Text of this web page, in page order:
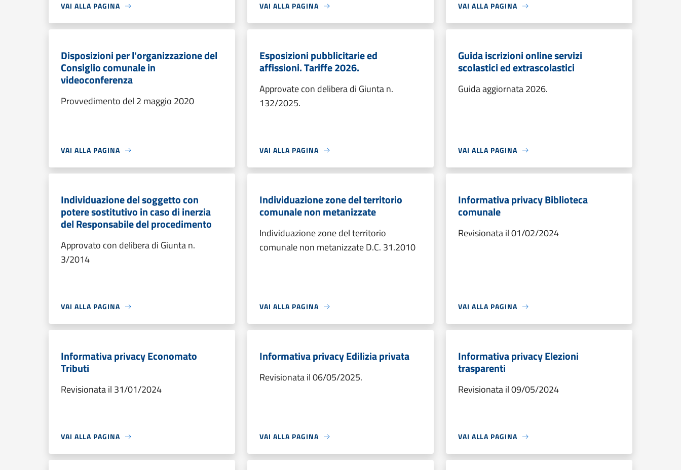
VAI ALLA PAGINA VAI ALLA PAGINA VAI ALLA PAGINA
Disposizioni per l'organizzazione del
Consiglio comunale in
videoconferenza
Provvedimento del 2 maggio 2020
VAI ALLA PAGINA
Esposizioni pubblicitarie ed
affissioni. Tariffe 2026.
Approvate con delibera di Giunta n.
132/2025.
VAI ALLA PAGINA
Guida iscrizioni online servizi
scolastici ed extrascolastici
Guida aggiornata 2026.
VAI ALLA PAGINA
Individuazione del soggetto con
potere sostitutivo in caso di inerzia
del Responsabile del procedimento
Approvato con delibera di Giunta n.
3/2014
VAI ALLA PAGINA
Individuazione zone del territorio
comunale non metanizzate
Individuazione zone del territorio
comunale non metanizzate D.C. 31.2010
VAI ALLA PAGINA
Informativa privacy Biblioteca
comunale
Revisionata il 01/02/2024
VAI ALLA PAGINA
Informativa privacy Economato
Tributi
Revisionata il 31/01/2024
VAI ALLA PAGINA
Informativa privacy Edilizia privata
Revisionata il 06/05/2025.
VAI ALLA PAGINA
Informativa privacy Elezioni
trasparenti
Revisionata il 09/05/2024
VAI ALLA PAGINA